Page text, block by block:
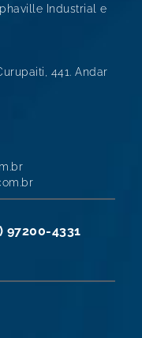
Industrial e
441. Andar
97200-4331